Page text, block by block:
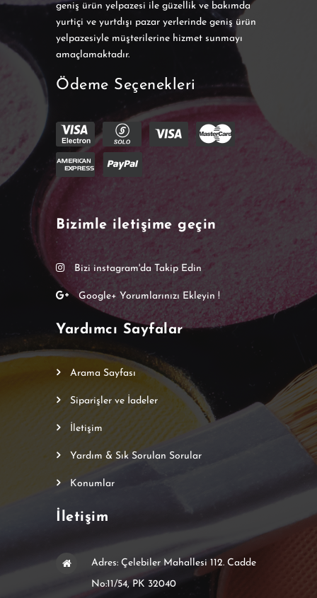
geniş ürün yelpazesi ile güzellik ve bakımda
yurtiçi ve yurtdışı pazar yerlerinde geniş ürün
yelpazesiyle müşterilerine hizmet sunmayı
amaçlamaktadır.
Ödeme Seçenekleri
Bizimle iletişime geçin
Bizi instagram'da Takip Edin
Google+ Yorumlarınızı Ekleyin !
Yardımcı Sayfalar
Arama Sayfası
Siparişler ve İadeler
İletişim
Yardım & Sık Sorulan Sorular
Konumlar
İletişim
Adres: Çelebiler Mahallesi 112. Cadde
No:11/54, PK 32040